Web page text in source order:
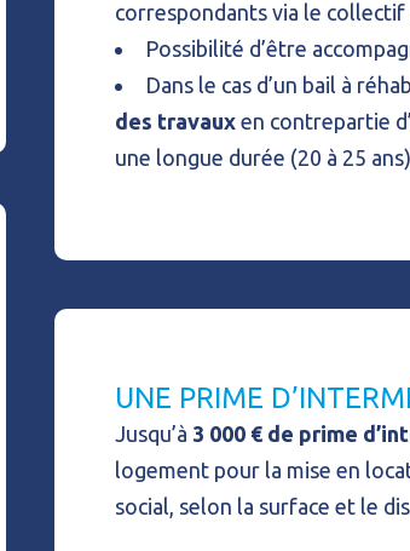
correspondants via le collectif
Possibilité d’être
Dans le cas d’un bail à
des travaux en contrepartie
une longue durée (20 à 25 ans)
UNE PRIME
Jusqu’à 3 000 € de prime
logement pour la mise en
social, selon la surface et le